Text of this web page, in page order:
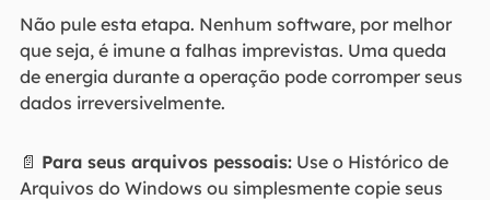
Não pule esta etapa. Nenhum software, por melhor
que seja, é imune a falhas imprevistas. Uma queda
de energia durante a operação pode corromper seus
dados irreversivelmente.
📄 Para seus arquivos pessoais:Use o Histórico de
Arquivos do Windows ou simplesmente copie seus